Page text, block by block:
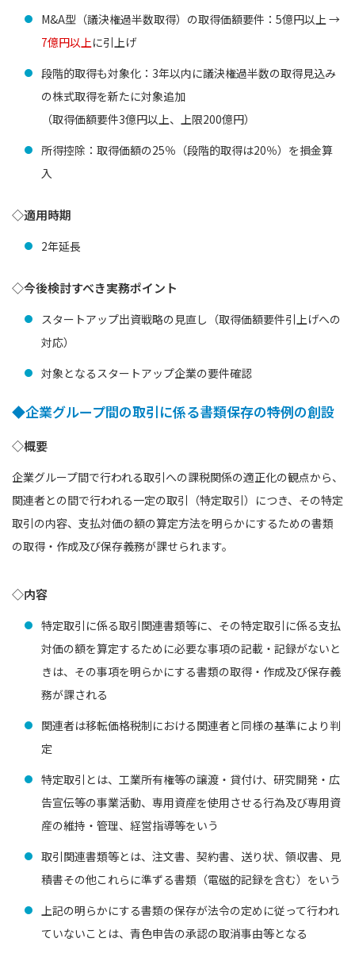
M&A型（議決権過半数取得）の取得価額要件：5億円以上 →
7億円以上に引上げ
段階的取得も対象化：3年以内に議決権過半数の取得見込み
の株式取得を新たに対象追加
（取得価額要件3億円以上、上限200億円）
所得控除：取得価額の25％（段階的取得は20％）を損金算
入
◇適用時期
2年延長
◇今後検討すべき実務ポイント
スタートアップ出資戦略の見直し（取得価額要件引上げへの
対応）
対象となるスタートアップ企業の要件確認
◆企業グループ間の取引に係る書類保存の特例の創設
◇概要
企業グループ間で行われる取引への課税関係の適正化の観点から、
関連者との間で行われる一定の取引（特定取引）につき、その特定
取引の内容、支払対価の額の算定方法を明らかにするための書類
の取得・作成及び保存義務が課せられます。
◇内容
特定取引に係る取引関連書類等に、その特定取引に係る支払
対価の額を算定するために必要な事項の記載・記録がないと
きは、その事項を明らかにする書類の取得・作成及び保存義
務が課される
関連者は移転価格税制における関連者と同様の基準により判
定
特定取引とは、工業所有権等の譲渡・貸付け、研究開発・広
告宣伝等の事業活動、専用資産を使用させる行為及び専用資
産の維持・管理、経営指導等をいう
取引関連書類等とは、注文書、契約書、送り状、領収書、見
積書その他これらに準ずる書類（電磁的記録を含む）をいう
上記の明らかにする書類の保存が法令の定めに従って行われ
ていないことは、青色申告の承認の取消事由等となる